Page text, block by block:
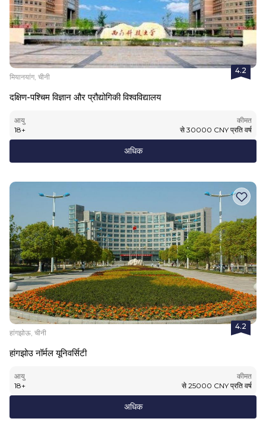
4.2
मियानयांग, चीनी
दक्षिण-पश्चिम विज्ञान और प्रौद्योगिकी विश्वविद्यालय
आयु
18+
कीमत
से 30000 CNY प्रति वर्ष
अधिक
4.2
हांगझोऊ, चीनी
हांगझोउ नॉर्मल यूनिवर्सिटी
आयु
18+
कीमत
से 25000 CNY प्रति वर्ष
अधिक